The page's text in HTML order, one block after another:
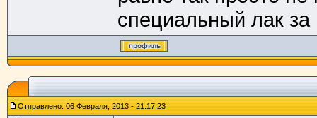
специальный лак за
Отправлено: 06 Февраля, 2013 - 21:17:23